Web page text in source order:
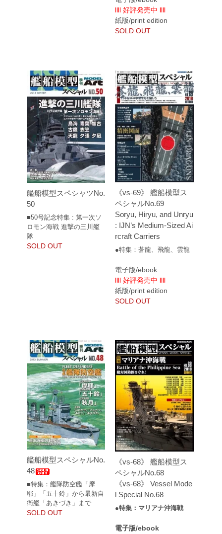
llll 好評発売中 llll
紙版/print edition
SOLD OUT
艦船模型スペシャツNo.
50
■50号記念特集 : 第一次ソ
ロモン海戦 進撃の三川艦
隊
SOLD OUT
《vs-69》 艦船模型ス
ペシャルNo.69
Soryu, Hiryu, and Unryu
: IJN’s Medium-Sized Ai
rcraft Carriers
●特集：蒼龍、飛龍、雲龍
電子版/ebook
llll 好評発売中 llll
紙版/print edition
SOLD OUT
艦船模型スペシャルNo.
48
■特集：艦隊防空艦「摩
耶」「五十鈴」から最新自
衛艦「あきづき」まで
SOLD OUT
《vs-68》 艦船模型ス
ペシャルNo.68
《vs-68》 Vessel Mode
l Special No.68
●特集：マリアナ沖海戦
電子版/ebook